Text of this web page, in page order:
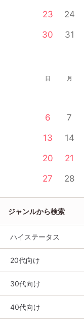
23
24
30
31
日 月
6
7
13
14
20
21
27
28
ジャンルから検索
ハイステータス
20代向け
30代向け
40代向け